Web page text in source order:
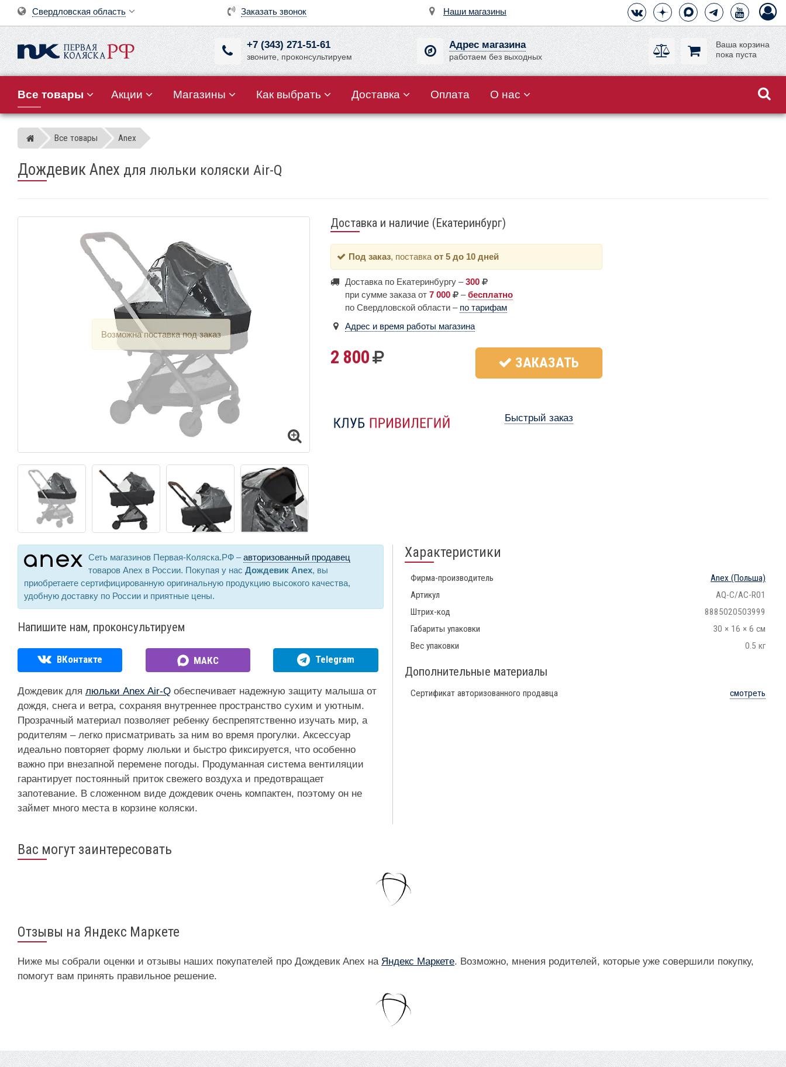
Заказать звонок Наши магазины
Свердловская область
+7 (343) 271-51-61
звоните, проконсультируем
Адрес магазина
работаем без выходных
Ваша корзина
пока пуста
Все товары Акции Магазины Как выбрать Доставка Оплата О нас
Магазин детских колясок
Все товары Anex
Дождевик Anex для люльки коляски Air-Q
Доставка и наличие (Екатеринбург)
Под заказ, поставка от 5 до 10 дней
Доставка по Екатеринбургу –300
при сумме заказа от 7 000 –бесплатно
по Свердловской области – по тарифам
Адрес и время работы магазина
2 800 ЗАКАЗАТЬ
Быстрый заказ
Сеть магазинов Первая-Коляска.РФ –авторизованный продавец
товаров Anex в России. Покупая у нас Дождевик Anex, вы
приобретаете сертифицированную оригинальную продукцию высокого качества,
удобную доставку по России и приятные цены.
Напишите нам, проконсультируем
ВКонтакте МАКС Telegram
Дождевик для люльки Anex Air-Q обеспечивает надежную защиту малыша от
дождя, снега и ветра, сохраняя внутреннее пространство сухим и уютным.
Прозрачный материал позволяет ребенку беспрепятственно изучать мир, а
родителям – легко присматривать за ним во время прогулки. Аксессуар
идеально повторяет форму люльки и быстро фиксируется, что особенно
важно при внезапной перемене погоды. Продуманная система вентиляции
гарантирует постоянный приток свежего воздуха и предотвращает
запотевание. В сложенном виде дождевик очень компактен, поэтому он не
займет много места в корзине коляски.
Характеристики
Фирма-производитель Anex (Польша)
Артикул
AQ-C/AC-R01
Штрих-код
8885020503999
Габариты упаковки
30 × 16 × 6 см
Вес упаковки
0.5 кг
Дополнительные материалы
Сертификат авторизованного продавца смотреть
Вас могут заинтересовать
Отзывы на Яндекс Маркете
Ниже мы собрали оценки и отзывы наших покупателей про Дождевик Anex на Яндекс Маркете. Возможно, мнения родителей, которые уже совершили покупку,
помогут вам принять правильное решение.